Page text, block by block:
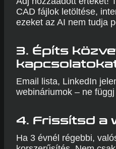
CAD fájlok letöltése,
ezeket az AI nem tudja
3. Építs
Email lista, LinkedIn
webináriumok – ne
4. Frissítsd a
Ha 3 évnél régebbi,